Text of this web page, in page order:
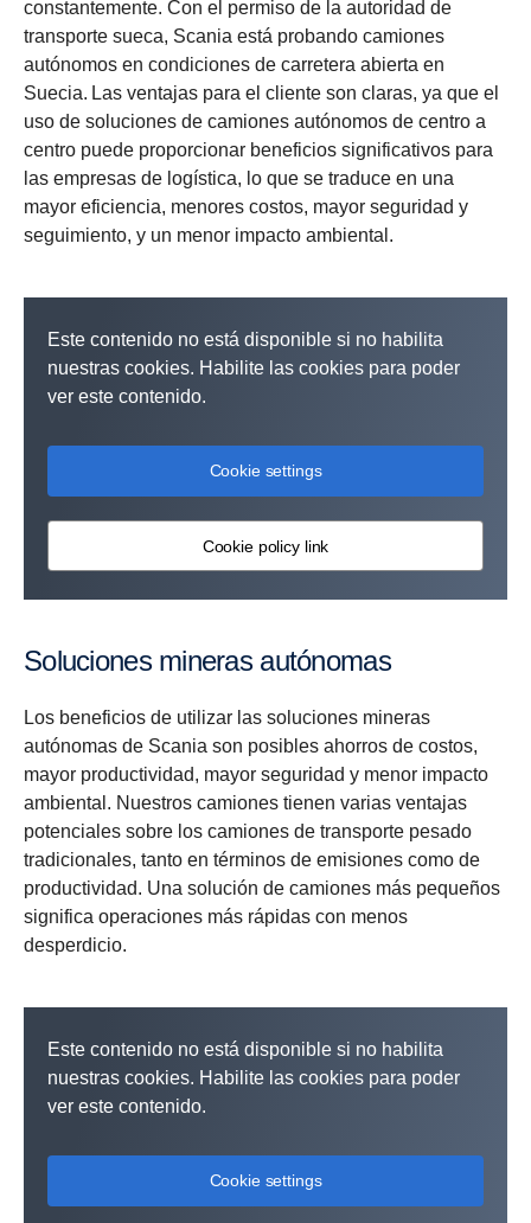
constantemente. Con el permiso de la autoridad de
transporte sueca, Scania está probando camiones
autónomos en condiciones de carretera abierta en
Suecia. Las ventajas para el cliente son claras, ya que el
uso de soluciones de camiones autónomos de centro a
centro puede proporcionar beneficios significativos para
las empresas de logística, lo que se traduce en una
mayor eficiencia, menores costos, mayor seguridad y
seguimiento, y un menor impacto ambiental.
Este contenido no está disponible si no habilita
nuestras cookies. Habilite las cookies para poder
ver este contenido.
Cookie settings
Cookie policy link
Soluciones mineras autónomas
Los beneficios de utilizar las soluciones mineras
autónomas de Scania son posibles ahorros de costos,
mayor productividad, mayor seguridad y menor impacto
ambiental. Nuestros camiones tienen varias ventajas
potenciales sobre los camiones de transporte pesado
tradicionales, tanto en términos de emisiones como de
productividad. Una solución de camiones más pequeños
significa operaciones más rápidas con menos
desperdicio.
Este contenido no está disponible si no habilita
nuestras cookies. Habilite las cookies para poder
ver este contenido.
Cookie settings